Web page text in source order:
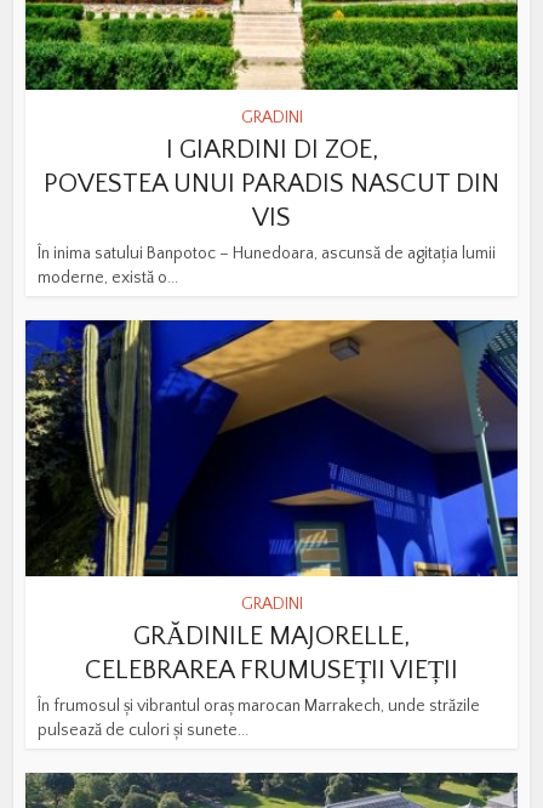
GRADINI
I GIARDINI DI ZOE,
POVESTEA UNUI PARADIS NASCUT DIN
VIS
În inima satului Banpotoc – Hunedoara, ascunsă de agitația lumii
moderne, există o...
GRADINI
GRĂDINILE MAJORELLE,
CELEBRAREA FRUMUSEȚII VIEȚII
În frumosul și vibrantul oraș marocan Marrakech, unde străzile
pulsează de culori și sunete...